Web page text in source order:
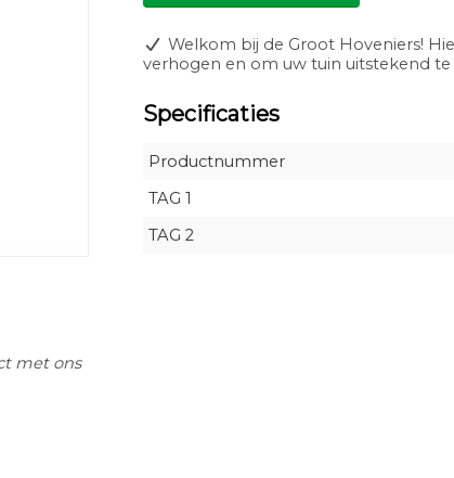
met ons
Welkom bij de Groot Hoveniers!
verhogen en om uw tuin uitstekend
Specificaties
Productnummer
TAG 1
TAG 2